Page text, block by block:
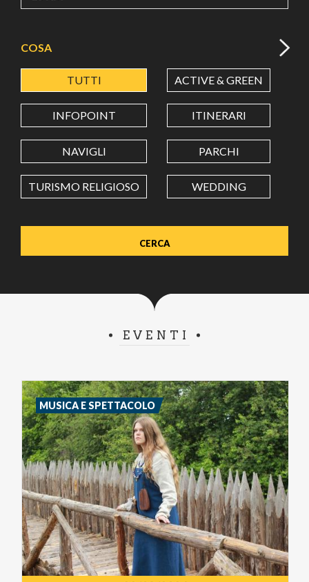
LATITUDINE
LONGITUDINE
Value in decimal degrees. Use dot (.) as decimal separator.
COSA
TUTTI ACTIVE & GREEN
INFOPOINT ITINERARI
NAVIGLI PARCHI
TURISMO RELIGIOSO WEDDING
EVENTI
MUSICA E SPETTACOLO